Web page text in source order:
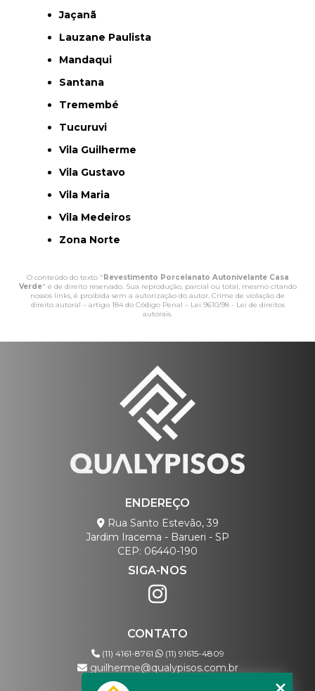
Jaçanã
Lauzane Paulista
Mandaqui
Santana
Tremembé
Tucuruvi
Vila Guilherme
Vila Gustavo
Vila Maria
Vila Medeiros
Zona Norte
O conteúdo do texto " Revestimento Porcelanato Autonivelante Casa
Verde" é de direito reservado. Sua reprodução, parcial ou total, mesmo citando
nossos links, é proibida sem a autorização do autor. Crime de violação de
direito autoral – artigo 184 do Código Penal – Lei 9610/98 - Lei de direitos
autorais.
ENDEREÇO
Rua Santo Estevão, 39
Jardim Iracema - Barueri - SP
CEP: 06440-190
SIGA-NOS
CONTATO
(11) 4161-8761 (11) 91615-4809
guilherme@qualypisos.com.br